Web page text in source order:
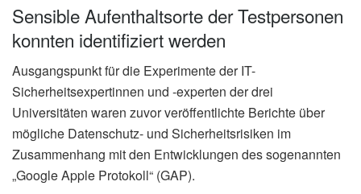
Sensible Aufenthaltsorte der Testpersonen
konnten identifiziert werden
Ausgangspunkt für die Experimente der IT-
Sicherheitsexpertinnen und -experten der drei
Universitäten waren zuvor veröffentlichte Berichte über
mögliche Datenschutz- und Sicherheitsrisiken im
Zusammenhang mit den Entwicklungen des sogenannten
„Google Apple Protokoll“ (GAP).